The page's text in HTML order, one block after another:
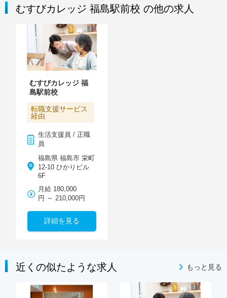
むすびカレッジ 福島駅前校 の他の求人
むすびカレッジ 福
島駅前校
転職支援サービス
経由
生活支援員 / 正職
員
福島県 福島市 栄町
12-10 ひかりビル
6F
月給 180,000
円 ～ 210,000円
詳細を見る
近くの似たような求人 もっと見る